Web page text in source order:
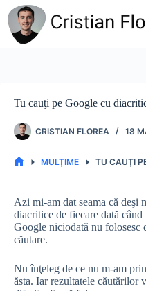
Sari
conținut
Tu cauţi pe Google cu
CRISTIAN FLOREA 18
MULŢIME TU CAUŢI
Azi mi-am dat seama că deşi
diacritice de fiecare dată
Google niciodată nu folosesc
căutare.
Nu înţeleg de ce nu m-am
ăsta. Iar rezultatele căutărilor